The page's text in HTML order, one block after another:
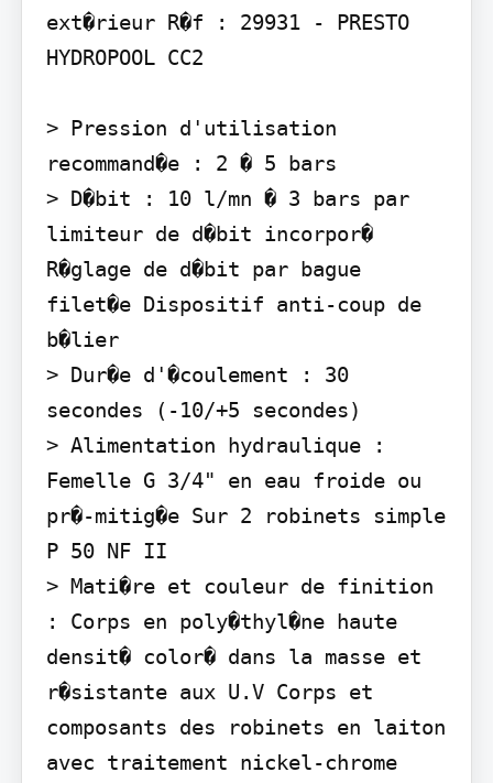
ext�rieur R�f : 29931 - PRESTO
HYDROPOOL CC2
> Pression d'utilisation
recommand�e : 2 � 5 bars
> D�bit : 10 l/mn � 3 bars par
limiteur de d�bit incorpor�
R�glage de d�bit par bague
filet�e Dispositif anti-coup de
b�lier
> Dur�e d'�coulement : 30
secondes (-10/+5 secondes)
> Alimentation hydraulique :
Femelle G 3/4" en eau froide ou
pr�-mitig�e Sur 2 robinets simple
P 50 NF II
> Mati�re et couleur de finition
: Corps en poly�thyl�ne haute
densit� color� dans la masse et
r�sistante aux U.V Corps et
composants des robinets en laiton
avec traitement nickel-chrome